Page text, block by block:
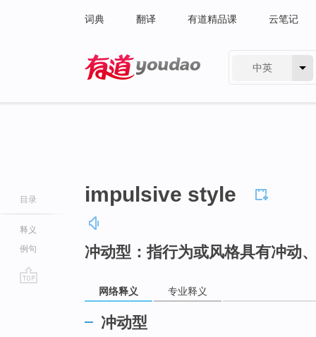
词典 翻译 有道精品课 云笔记
中英
目录
释义
例句
impulsive style
冲动型：指行为或风格具有冲动
网络释义 专业释义
冲动型